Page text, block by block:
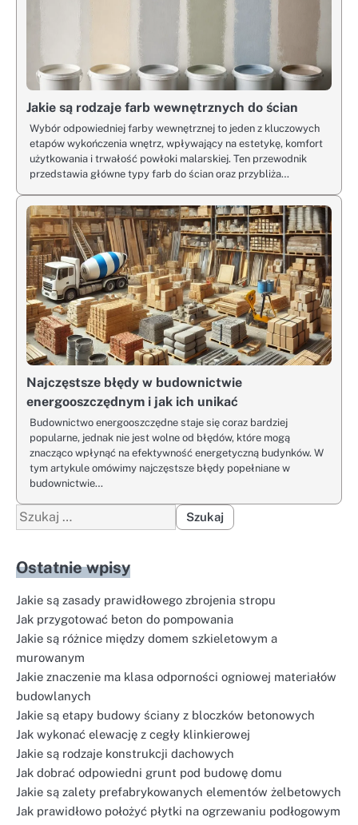
Jakie są rodzaje farb wewnętrznych do ścian
Wybór odpowiedniej farby wewnętrznej to jeden z kluczowych
etapów wykończenia wnętrz, wpływający na estetykę, komfort
użytkowania i trwałość powłoki malarskiej. Ten przewodnik
przedstawia główne typy farb do ścian oraz przybliża…
Najczęstsze błędy w budownictwie
energooszczędnym i jak ich unikać
Budownictwo energooszczędne staje się coraz bardziej
popularne, jednak nie jest wolne od błędów, które mogą
znacząco wpłynąć na efektywność energetyczną budynków. W
tym artykule omówimy najczęstsze błędy popełniane w
budownictwie…
Szukaj:
Ostatnie wpisy
Jakie są zasady prawidłowego zbrojenia stropu
Jak przygotować beton do pompowania
Jakie są różnice między domem szkieletowym a
murowanym
Jakie znaczenie ma klasa odporności ogniowej materiałów
budowlanych
Jakie są etapy budowy ściany z bloczków betonowych
Jak wykonać elewację z cegły klinkierowej
Jakie są rodzaje konstrukcji dachowych
Jak dobrać odpowiedni grunt pod budowę domu
Jakie są zalety prefabrykowanych elementów żelbetowych
Jak prawidłowo położyć płytki na ogrzewaniu podłogowym